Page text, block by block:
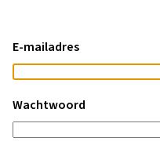
E-mailadres
Wachtwoord